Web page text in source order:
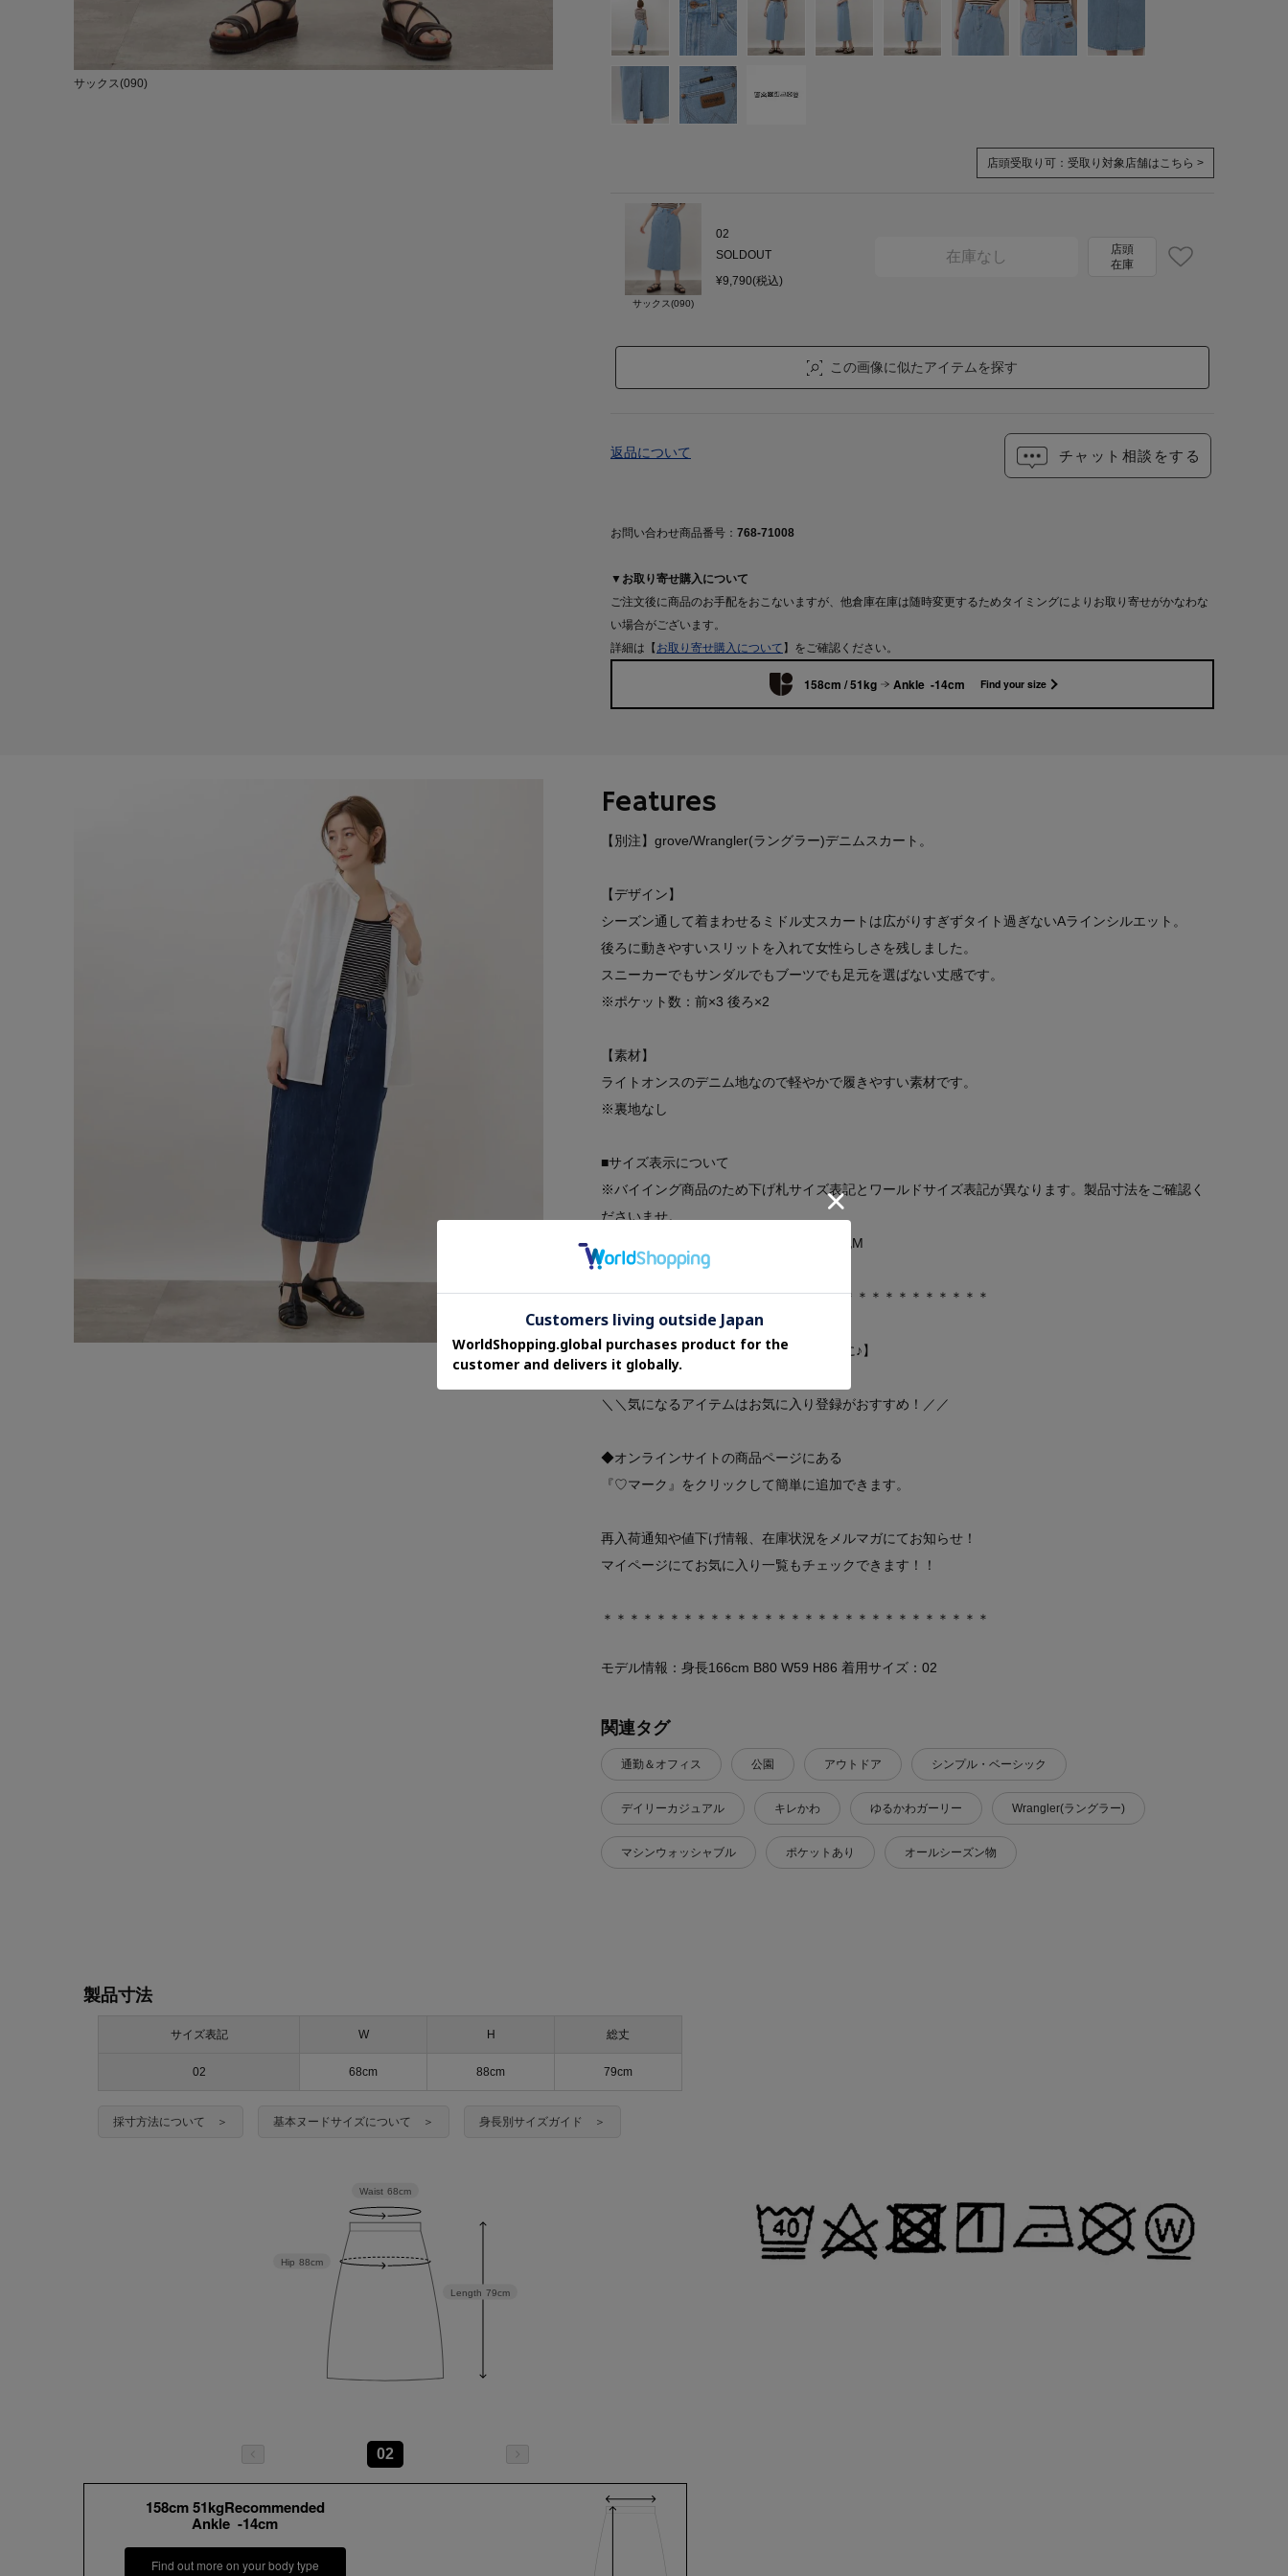
サックス(090)
店頭受取り可： 受取り対象店舗はこちら >
サックス(090)
02
SOLDOUT
¥9,790(税込)
在庫なし
店頭
在庫
この画像に似たアイテムを探す
チャット相談をする
返品について
お問い合わせ商品番号： 768-71008
▼お取り寄せ購入について
ご注文後に商品のお手配をおこないますが、他倉庫在庫は随時変更するためタイミングによりお取り寄せがかなわな
い場合がございます。
詳細は【 お取り寄せ購入について 】をご確認ください。
158cm / 51kg Ankle -14cm Find your size
Features
【別注】grove/Wrangler(ラングラー)デニムスカート。
【デザイン】
シーズン通して着まわせるミドル丈スカートは広がりすぎずタイト過ぎないAラインシルエット。
後ろに動きやすいスリットを入れて女性らしさを残しました。
スニーカーでもサンダルでもブーツでも足元を選ばない丈感です。
※ポケット数：前×3 後ろ×2
【素材】
ライトオンスのデニム地なので軽やかで履きやすい素材です。
※裏地なし
■サイズ表示について
※バイイング商品のため下げ札サイズ表記とワールドサイズ表記が異なります。製品寸法をご確認く
ださいませ。
ワールドサイズコード02=製品サイズ表記M
＊＊＊＊＊＊＊＊＊＊＊＊＊＊＊＊＊＊＊＊＊＊＊＊＊＊＊＊＊
【お買い物をよりお楽しみいただくために♪】
＼＼気になるアイテムはお気に入り登録がおすすめ！／／
◆オンラインサイトの商品ページにある
『♡マーク』をクリックして簡単に追加できます。
再入荷通知や値下げ情報、在庫状況をメルマガにてお知らせ！
マイページにてお気に入り一覧もチェックできます！！
＊＊＊＊＊＊＊＊＊＊＊＊＊＊＊＊＊＊＊＊＊＊＊＊＊＊＊＊＊
モデル情報：身長166cm B80 W59 H86 着用サイズ：02
関連タグ
通勤＆オフィス 公園 アウトドア シンプル・ベーシック
デイリーカジュアル キレかわ ゆるかわガーリー Wrangler(ラングラー)
マシンウォッシャブル ポケットあり オールシーズン物
製品寸法
サイズ表記 W H 総丈
02 68cm 88cm 79cm
採寸方法について ＞ 基本ヌードサイズについて ＞ 身長別サイズガイド ＞
Length 79cm
Hip 88cm
Waist 68cm
02
158cm 51kgRecommended
Ankle -14cm
Find out more on your body type